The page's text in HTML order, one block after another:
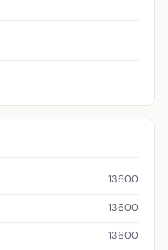
13600
13600
13600